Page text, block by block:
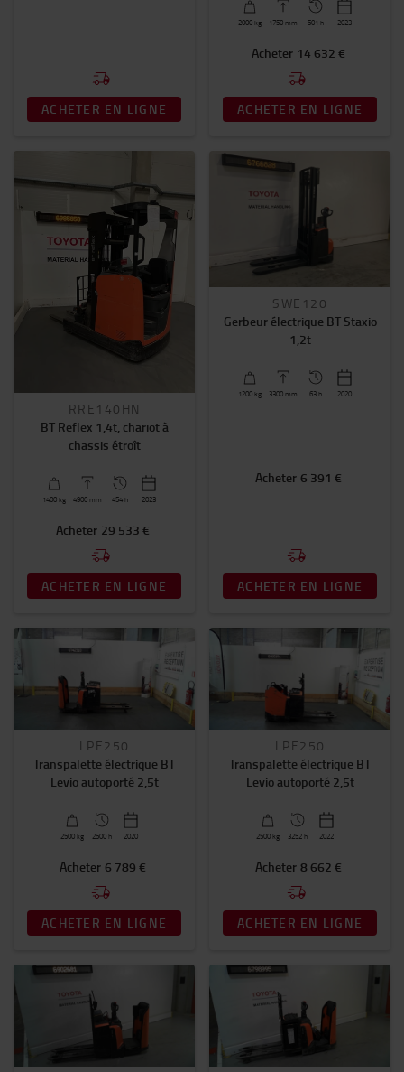
ACHETER EN LIGNE
2000 kg 1750 mm 501 h 2023
Acheter 14 632 €
ACHETER EN LIGNE
RRE140HN
BT Reflex 1,4t, chariot à
chassis étroît
1400 kg 4900 mm 454 h 2023
Acheter 29 533 €
ACHETER EN LIGNE
SWE120
Gerbeur électrique BT Staxio
1,2t
1200 kg 3300 mm 63 h 2020
Acheter 6 391 €
ACHETER EN LIGNE
LPE250
Transpalette électrique BT
Levio autoporté 2,5t
2500 kg 2500 h 2020
Acheter 6 789 €
ACHETER EN LIGNE
LPE250
Transpalette électrique BT
Levio autoporté 2,5t
2500 kg 3252 h 2022
Acheter 8 662 €
ACHETER EN LIGNE